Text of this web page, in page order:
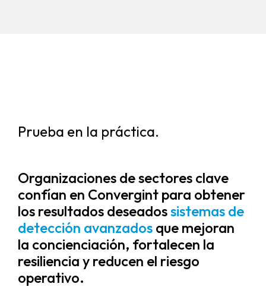
Prueba en la práctica.
Organizaciones de sectores clave
confían en Convergint para obtener
los resultados deseadossistemas de
detección avanzados que mejoran
la concienciación, fortalecen la
resiliencia y reducen el riesgo
operativo.